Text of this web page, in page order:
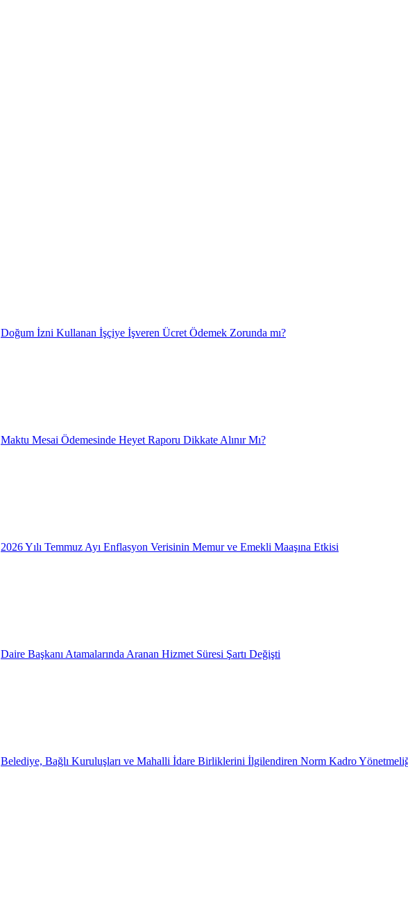
Doğum İzni Kullanan İşçiye İşveren Ücret Ödemek Zorunda mı?
Maktu Mesai Ödemesinde Heyet Raporu Dikkate Alınır Mı?
2026 Yılı Temmuz Ayı Enflasyon Verisinin Memur ve Emekli Maaşına Etkisi
Daire Başkanı Atamalarında Aranan Hizmet Süresi Şartı Değişti
Belediye, Bağlı Kuruluşları ve Mahalli İdare Birliklerini İlgilendiren Norm Kadro